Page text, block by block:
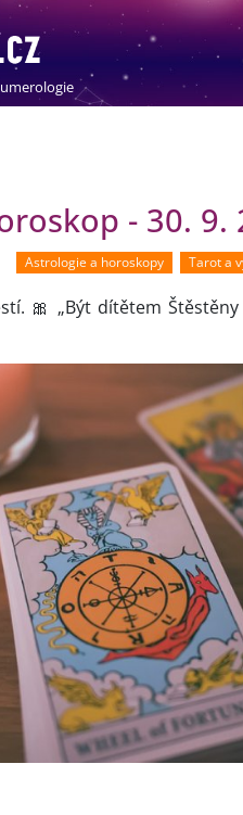
- 30. 9.
Astrologie a horoskopy Tarot a
🎀 „Být dítětem